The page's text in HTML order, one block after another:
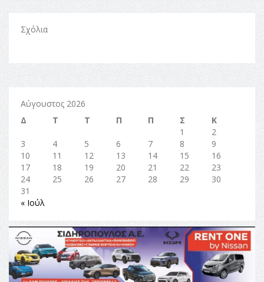
Σχόλια
Αύγουστος 2026
Δ
Τ Τ Π Π Σ
Κ
1
2
3
4 5 6 7 8
9
10
11 12 13 14 15
16
17
18 19 20 21 22
23
24
25 26 27 28 29
30
31
« Ιούλ